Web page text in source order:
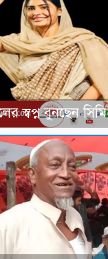
স্বপ্ন বুনছেন